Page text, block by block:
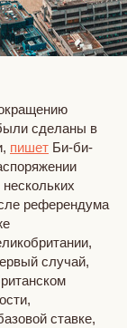
сделаны в
пишет Би-би-
референдума
случай,
ставке,